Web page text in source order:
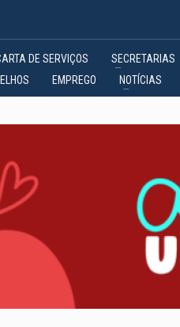
DE SERVIÇOS SECRETARIAS
EMPREGO NOTÍCIAS